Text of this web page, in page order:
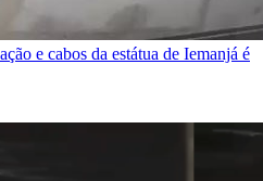
e cabos da estátua de Iemanjá é